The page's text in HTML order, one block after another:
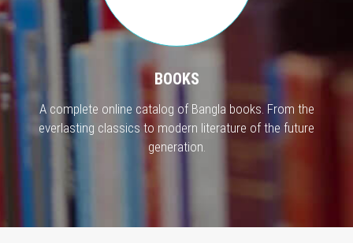
BOOKS
A complete online catalog of Bangla books. From the
everlasting classics to modern literature of the future
generation.